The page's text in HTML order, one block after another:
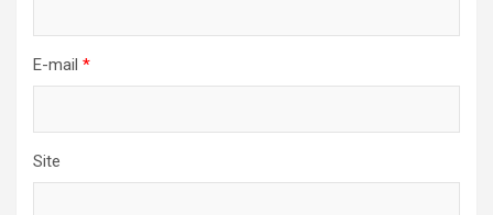
E-mail *
Site